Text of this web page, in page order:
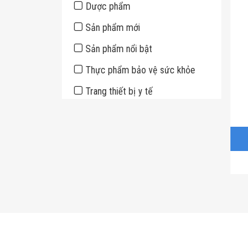
Dược phẩm
Sản phẩm mới
Sản phẩm nổi bật
Thực phẩm bảo vệ sức khỏe
Trang thiết bị y tế